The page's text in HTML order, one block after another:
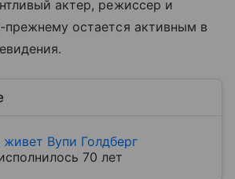
актер, режиссер и
остается активным в
живет Вупи Голдберг
70 лет